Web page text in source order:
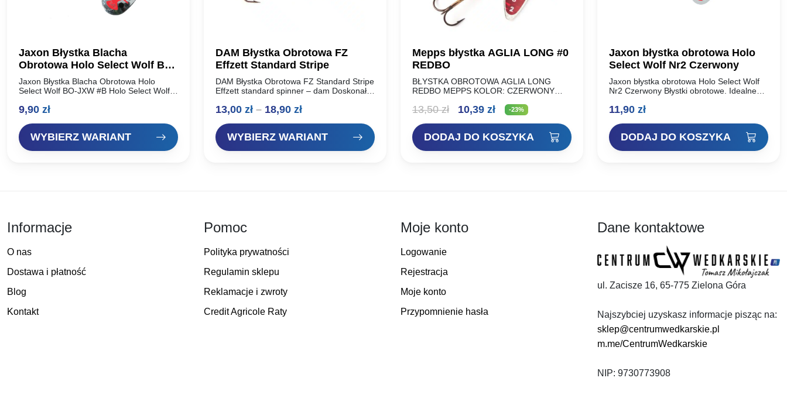
Jaxon Błystka Blacha
Obrotowa Holo Select Wolf BO-
JXW #B
Jaxon Błystka Blacha Obrotowa Holo
Select Wolf BO-JXW #B Holo Select Wolf
natychmiastowa praca skrzydełka.
klasyczny design….
9,90 zł
WYBIERZ WARIANT
DAM Błystka Obrotowa FZ
Effzett Standard Stripe
DAM Błystka Obrotowa FZ Standard Stripe
Effzett standard spinner – dam Doskonałe
oferta dla wymagających wędkarzy.
13,00 zł – 18,90 złZakres
cen:
od
WYBIERZ WARIANT
Mepps błystka AGLIA LONG #0
REDBO
BŁYSTKA OBROTOWA AGLIA LONG
REDBO MEPPS KOLOR: CZERWONY
2,5g NR 1 4,5g NR 1+ 6g NR 2…
13,50zł
Pierwotna
cena
wynosiła:
10,39 złAktualna
cena
wynosi:
-23%
DODAJ DO KOSZYKA
Jaxon błystka obrotowa Holo
Select Wolf Nr2 Czerwony
Jaxon błystka obrotowa Holo Select Wolf
Nr2 Czerwony Błystki obrotowe. Idealne
skrzydełka. Dodatkowo dociążony korpus.
kolekcja doskonale wyważonych błystek…
11,90 zł
DODAJ DO KOSZYKA
Informacje
O nas
Dostawa i płatność
Blog
Kontakt
Pomoc
Polityka prywatności
Regulamin sklepu
Reklamacje i zwroty
Credit Agricole Raty
Moje konto
Logowanie
Rejestracja
Moje konto
Przypomnienie hasła
Dane kontaktowe
ul. Zacisze 16, 65-775 Zielona Góra
Najszybciej uzyskasz informacje pisząc na:
sklep@centrumwedkarskie.pl
m.me/CentrumWedkarskie
NIP: 9730773908